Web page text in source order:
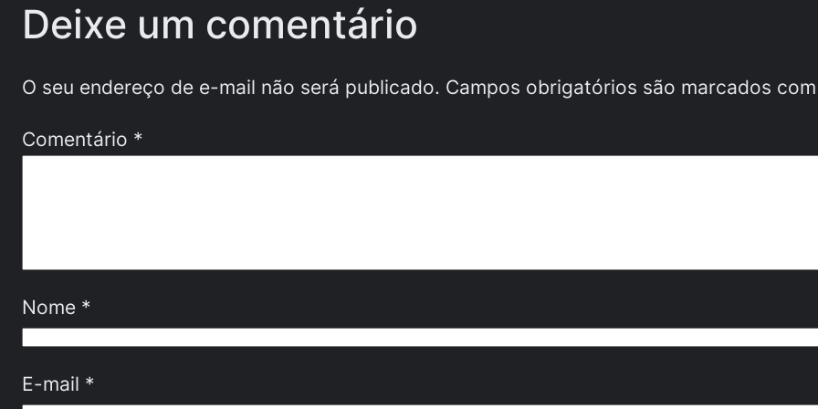
Deixe um comentário
O seu endereço de e-mail não será publicado. Campos obrigatórios são marcados
Comentário *
Nome *
E-mail *